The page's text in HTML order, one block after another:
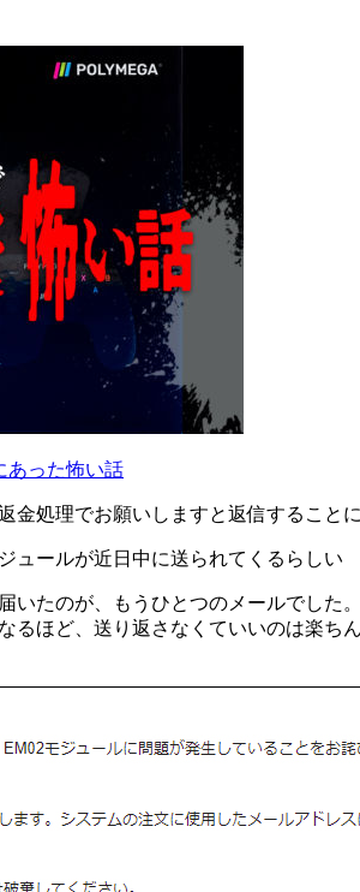
あった怖い話
金処理でお願いしますと返信することに
いたのが、もうひとつのメールでし
るほど、送り返さなくていいのは楽